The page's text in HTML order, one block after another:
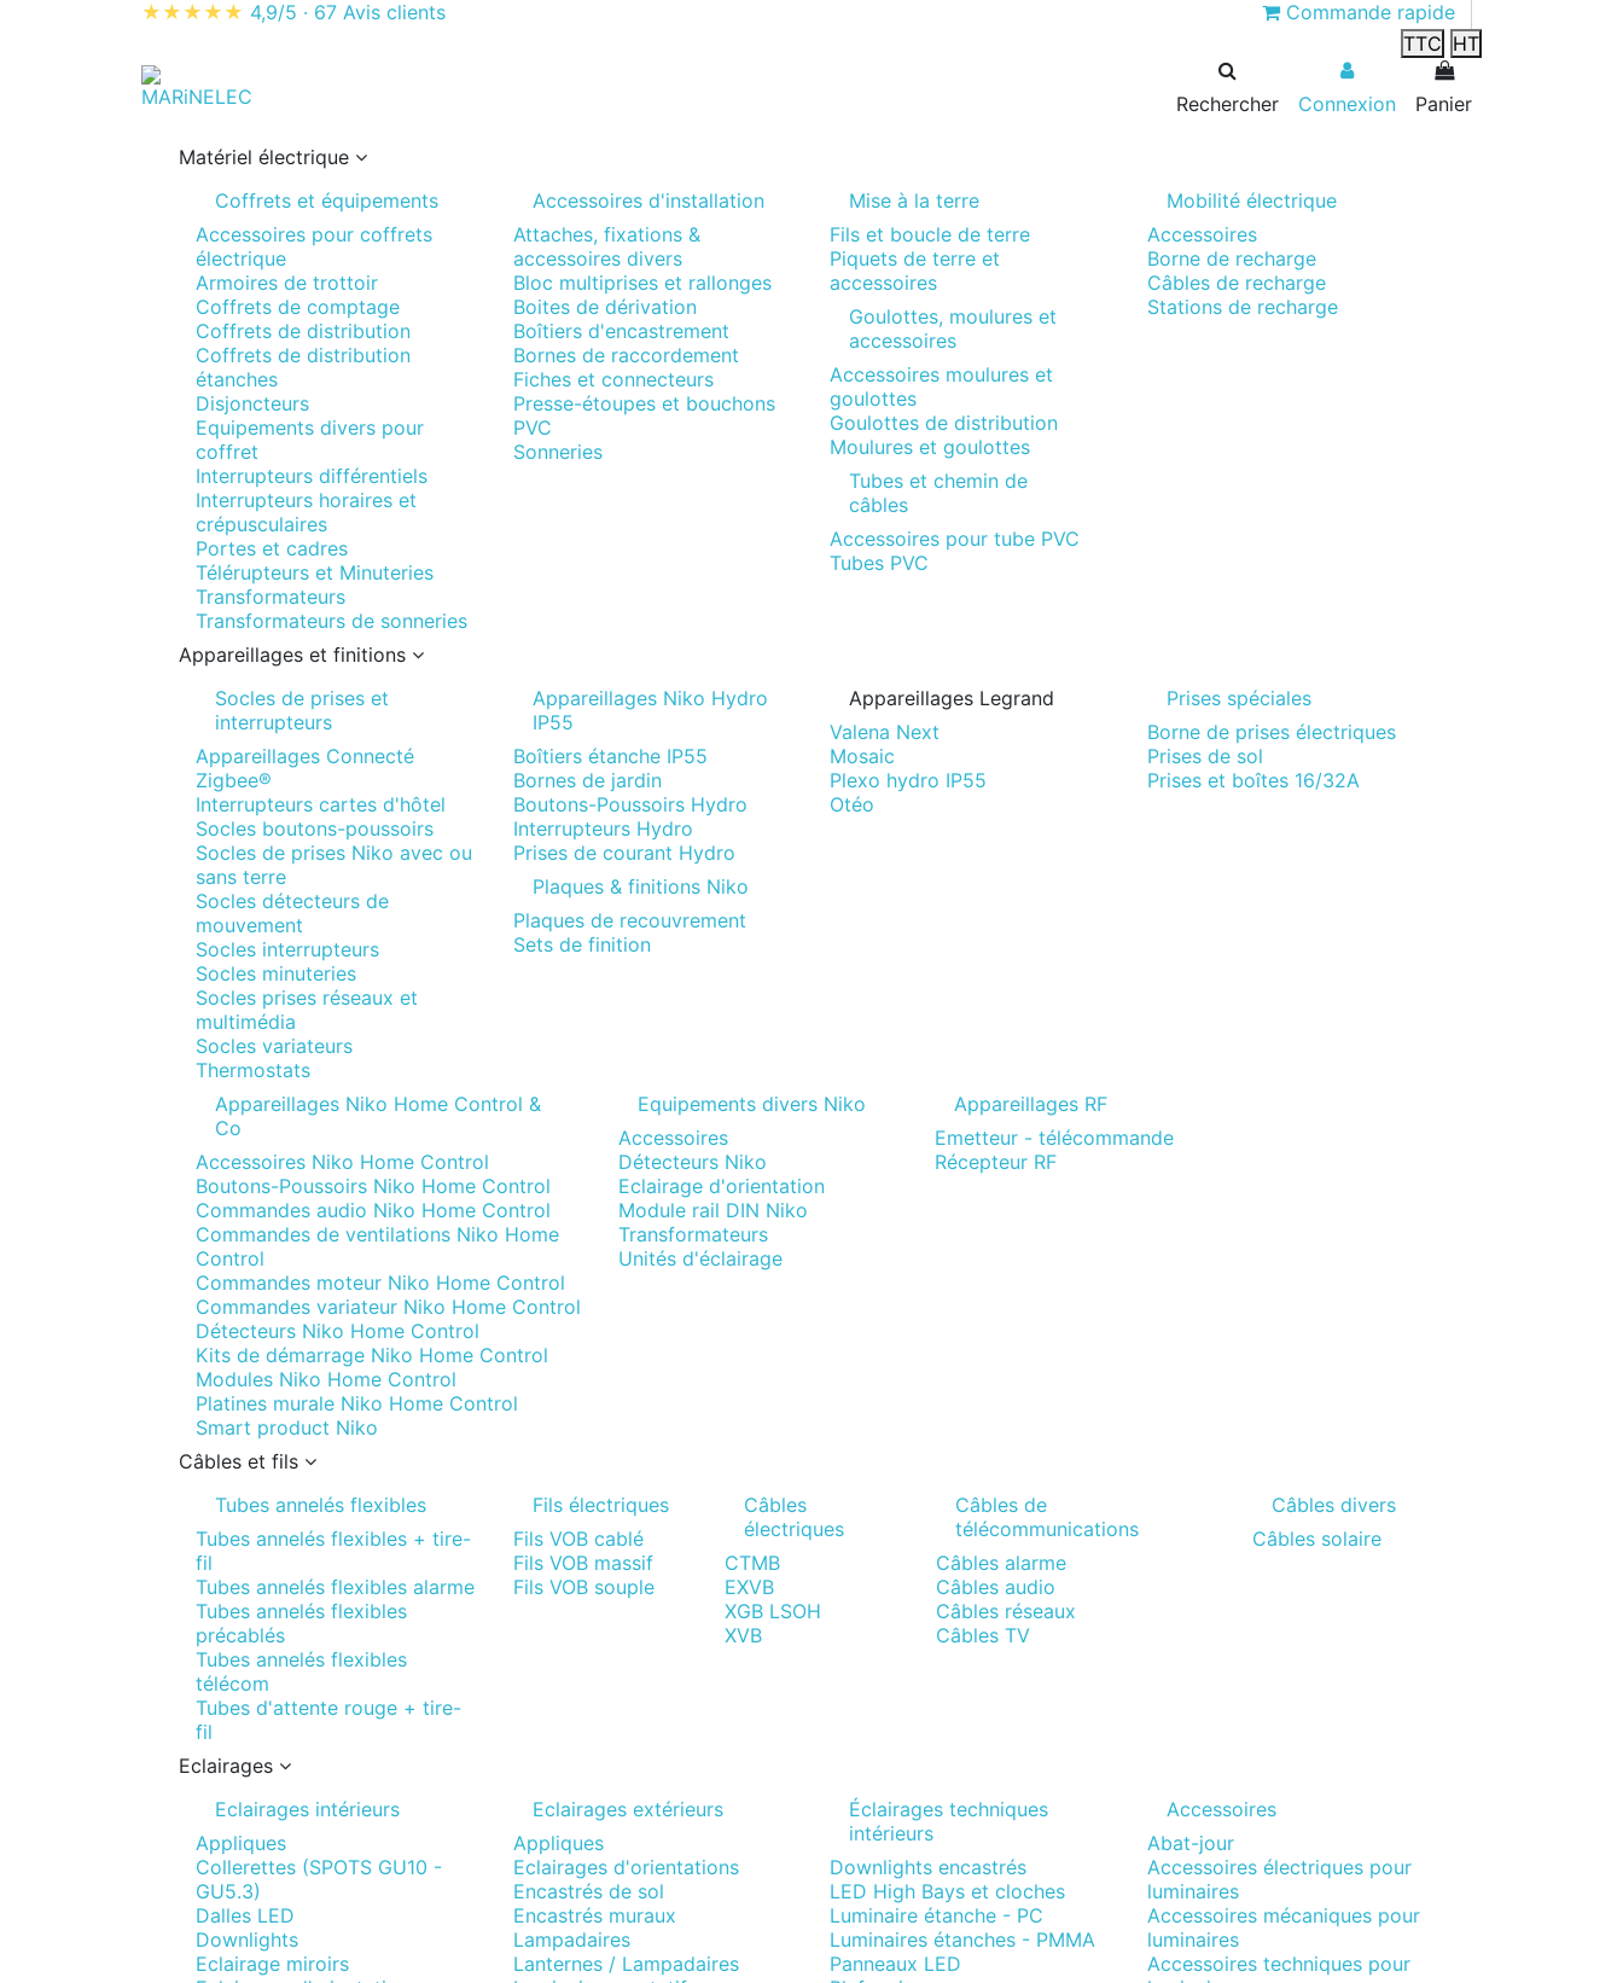
★★★★★ 4,9/5 · 67 Avis clients
Commande rapide
TTC HT
Rechercher Connexion Panier
Matériel électrique
Coffrets et équipements
Accessoires pour coffrets
électrique
Armoires de trottoir
Coffrets de comptage
Coffrets de distribution
Coffrets de distribution
étanches
Disjoncteurs
Equipements divers pour
coffret
Interrupteurs différentiels
Interrupteurs horaires et
crépusculaires
Portes et cadres
Télérupteurs et Minuteries
Transformateurs
Transformateurs de sonneries
Accessoires d'installation
Attaches, fixations &
accessoires divers
Bloc multiprises et rallonges
Boites de dérivation
Boîtiers d'encastrement
Bornes de raccordement
Fiches et connecteurs
Presse-étoupes et bouchons
PVC
Sonneries
Mise à la terre
Fils et boucle de terre
Piquets de terre et
accessoires
Goulottes, moulures et
accessoires
Accessoires moulures et
goulottes
Goulottes de distribution
Moulures et goulottes
Tubes et chemin de
câbles
Accessoires pour tube PVC
Tubes PVC
Mobilité électrique
Accessoires
Borne de recharge
Câbles de recharge
Stations de recharge
Appareillages et finitions
Socles de prises et
interrupteurs
Appareillages Connecté
Zigbee®
Interrupteurs cartes d'hôtel
Socles boutons-poussoirs
Socles de prises Niko avec ou
sans terre
Socles détecteurs de
mouvement
Socles interrupteurs
Socles minuteries
Socles prises réseaux et
multimédia
Socles variateurs
Thermostats
Appareillages Niko Hydro
IP55
Boîtiers étanche IP55
Bornes de jardin
Boutons-Poussoirs Hydro
Interrupteurs Hydro
Prises de courant Hydro
Plaques & finitions Niko
Plaques de recouvrement
Sets de finition
Appareillages Legrand
Valena Next
Mosaic
Plexo hydro IP55
Otéo
Prises spéciales
Borne de prises électriques
Prises de sol
Prises et boîtes 16/32A
Appareillages Niko Home Control &
Co
Accessoires Niko Home Control
Boutons-Poussoirs Niko Home Control
Commandes audio Niko Home Control
Commandes de ventilations Niko Home
Control
Commandes moteur Niko Home Control
Commandes variateur Niko Home Control
Détecteurs Niko Home Control
Kits de démarrage Niko Home Control
Modules Niko Home Control
Platines murale Niko Home Control
Smart product Niko
Equipements divers Niko
Accessoires
Détecteurs Niko
Eclairage d'orientation
Module rail DIN Niko
Transformateurs
Unités d'éclairage
Appareillages RF
Emetteur - télécommande
Récepteur RF
Câbles et fils
Tubes annelés flexibles
Tubes annelés flexibles + tire-
fil
Tubes annelés flexibles alarme
Tubes annelés flexibles
précablés
Tubes annelés flexibles
télécom
Tubes d'attente rouge + tire-
fil
Fils électriques
Fils VOB cablé
Fils VOB massif
Fils VOB souple
Câbles
électriques
CTMB
EXVB
XGB LSOH
XVB
Câbles de
télécommunications
Câbles alarme
Câbles audio
Câbles réseaux
Câbles TV
Câbles divers
Câbles solaire
Eclairages
Eclairages intérieurs
Appliques
Collerettes (SPOTS GU10 -
GU5.3)
Dalles LED
Downlights
Eclairage miroirs
Eclairages extérieurs
Appliques
Eclairages d'orientations
Encastrés de sol
Encastrés muraux
Lampadaires
Lanternes / Lampadaires
Éclairages techniques
intérieurs
Downlights encastrés
LED High Bays et cloches
Luminaire étanche - PC
Luminaires étanches - PMMA
Panneaux LED
Accessoires
Abat-jour
Accessoires électriques pour
luminaires
Accessoires mécaniques pour
luminaires
Accessoires techniques pour